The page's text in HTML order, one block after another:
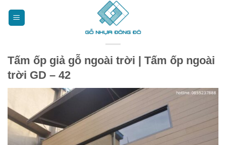
Tấm ốp giả gỗ ngoài trời | Tấm ốp ngoài
trời GD – 42